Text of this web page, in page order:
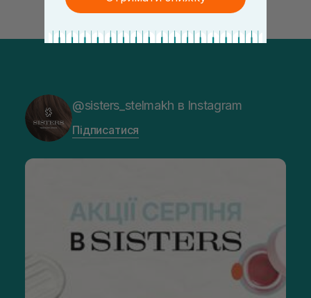
@sisters_stelmakh в Instagram
Підписатися